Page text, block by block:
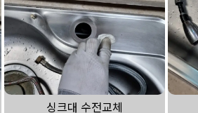
싱크대 수전교체